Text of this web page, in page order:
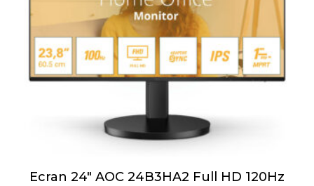
Ecran 24″ AOC 24B3HA2 Full HD 120Hz